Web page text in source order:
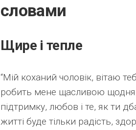
словами
Щире і тепле
“Мій коханий чоловік, вітаю
робить мене щасливою
підтримку, любов і те, як ти
житті буде тільки радість,